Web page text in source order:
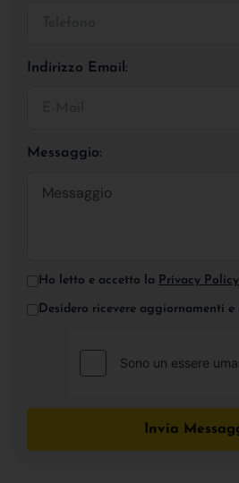
Indirizzo Email:
Messaggio:
Ho letto e accetto la Privacy Policy
Desidero ricevere aggiornamenti e
Invia